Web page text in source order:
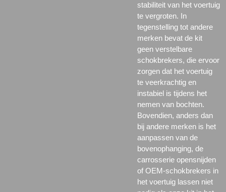
stabiliteit van het voertuig
te vergroten. In
tegenstelling tot andere
merken bevat de kit
geen verstelbare
schokbrekers, die ervoor
zorgen dat het voertuig
te veerkrachtig en
instabiel is tijdens het
nemen van bochten.
Bovendien, anders dan
bij andere merken is het
aanpassen van de
bovenophanging, de
carrosserie opensnijden
of OEM-schokbrekers in
het voertuig lassen niet